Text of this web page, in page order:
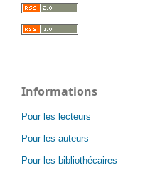
Informations
Pour les lecteurs
Pour les auteurs
Pour les bibliothécaires